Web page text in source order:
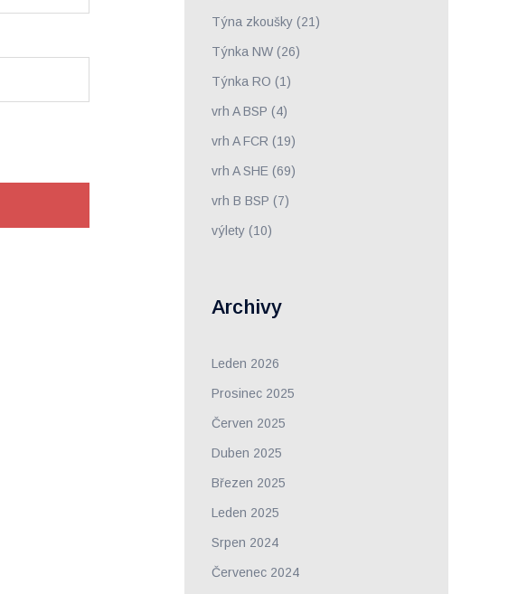
Týna zkoušky(21)
Týnka NW(26)
Týnka RO (1)
vrh A BSP (4)
vrh A FCR (19)
vrh A SHE (69)
vrh B BSP (7)
výlety(10)
Archivy
Leden 2026
Prosinec 2025
Červen 2025
Duben 2025
Březen 2025
Leden 2025
Srpen 2024
Červenec 2024